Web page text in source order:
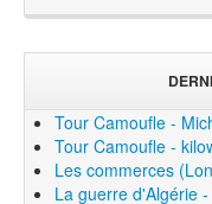
Tour Camoufle -
Tour Camoufle -
Les commerces
La guerre d'Algérie